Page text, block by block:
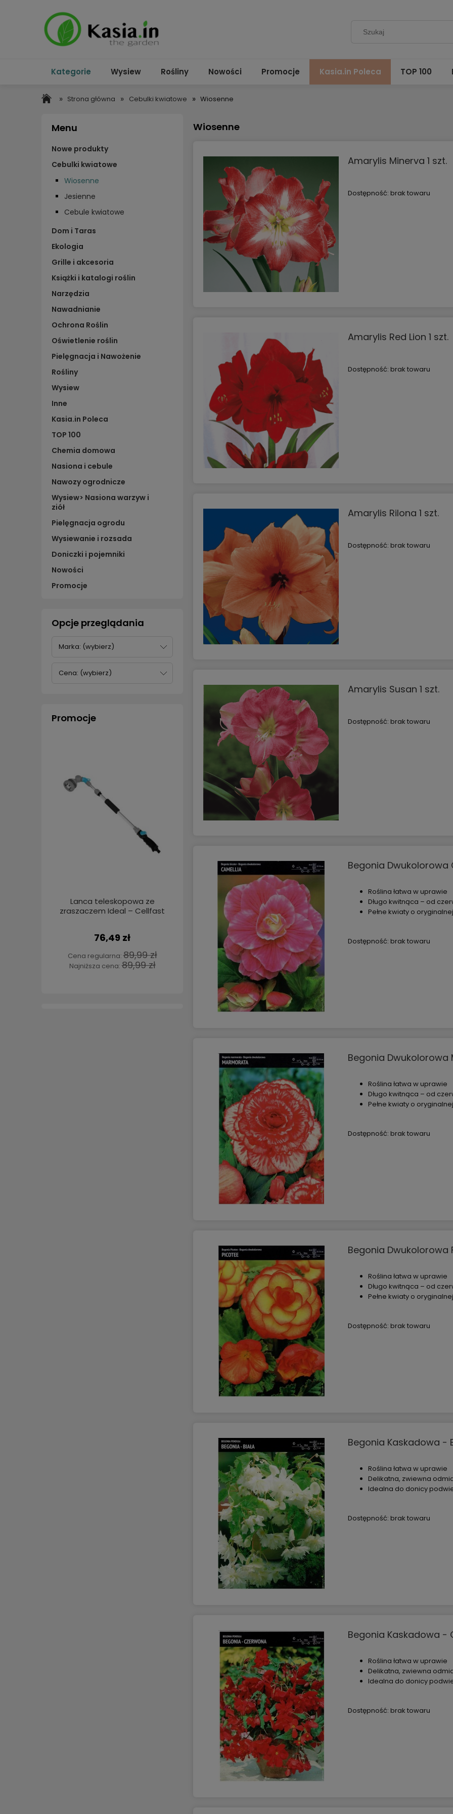
Kategorie Wysiew Rośliny Nowości Promocje Kasia.in Poleca TOP 100
» Strona główna » Cebulki kwiatowe » Wiosenne
Menu
Nowe produkty
Cebulki kwiatowe
Wiosenne
Jesienne
Cebule kwiatowe
Dom i Taras
Ekologia
Grille i akcesoria
Książki i katalogi roślin
Narzędzia
Nawadnianie
Ochrona Roślin
Oświetlenie roślin
Pielęgnacja i Nawożenie
Rośliny
Wysiew
Inne
Kasia.in Poleca
TOP 100
Chemia domowa
Nasiona i cebule
Nawozy ogrodnicze
Wysiew> Nasiona warzyw i
ziół
Pielęgnacja ogrodu
Wysiewanie i rozsada
Doniczki i pojemniki
Nowości
Promocje
Opcje przeglądania
Marka: (wybierz)
Cena: (wybierz)
Promocje
Lanca teleskopowa ze
zraszaczem Ideal – Cellfast
76,49 zł
Cena regularna:89,99 zł
Najniższa cena:89,99 zł
Zestaw Economic – wąż 1/2” 20
mb + końcówki + zraszacz
prosty – Cellfast
40,79 zł
Cena regularna: 47,99 zł
Najniższa cena:47,99 zł
Zraszacz pulsacyjny na szpilce
Basic – Cellfast
29,74 zł
Wiosenne
Amarylis Minerva 1 szt.
Dostępność: brak towaru
Amarylis Red Lion 1 szt.
Dostępność: brak towaru
Amarylis Rilona 1 szt.
Dostępność: brak towaru
Amarylis Susan 1 szt.
Dostępność: brak towaru
Begonia Dwukolorowa
Roślina łatwa w uprawie
Długo kwitnąca – od
Pełne kwiaty o
Dostępność: brak towaru
Begonia Dwukolorowa
Roślina łatwa w uprawie
Długo kwitnąca – od
Pełne kwiaty o
Dostępność: brak towaru
Begonia Dwukolorowa
Roślina łatwa w uprawie
Długo kwitnąca – od
Pełne kwiaty o
Dostępność: brak towaru
Begonia Kaskadowa -
Roślina łatwa w uprawie
Delikatna, zwiewna
Idealna do donicy
Dostępność: brak towaru
Begonia Kaskadowa -
Roślina łatwa w uprawie
Delikatna, zwiewna
Idealna do donicy
Dostępność: brak towaru